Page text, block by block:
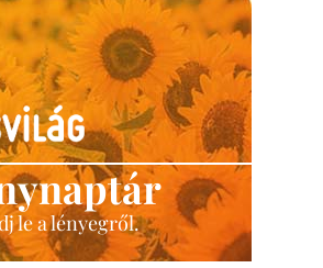
le a lényegről.